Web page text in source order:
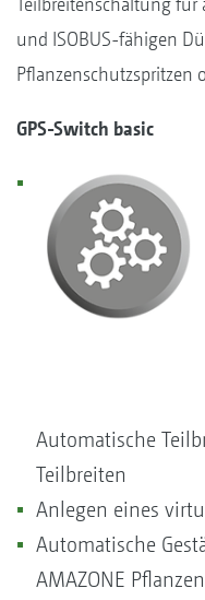
und ISOBUS-fähigen
Pflanzenschutzspritzen
GPS-Switch basic
Automatische
Teilbreiten
Anlegen eines
Automatische
AMAZONE